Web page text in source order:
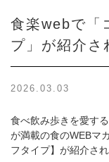
食楽webで「
プ」が紹介さ
2026.03.03
食べ飲み歩きを愛す
が満載の食のWEBマ
フタイプ】が紹介され